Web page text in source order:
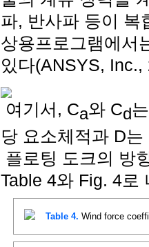
파, 반사파 등이 복
상용프로그램에서
있다(ANSYS, Inc.,
여기서, Ca와 Cd
당 요소체적과 D
플로팅 도크의 방
Table 4와 Fig. 4로
Table 4. Wind force